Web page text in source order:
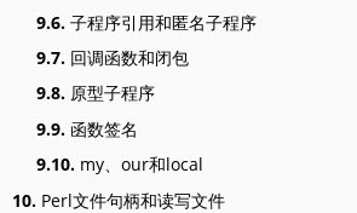
9.6. 子程序引用和匿名子程序
9.7. 回调函数和闭包
9.8. 原型子程序
9.9. 函数签名
9.10. my、our和local
10. Perl文件句柄和读写文件